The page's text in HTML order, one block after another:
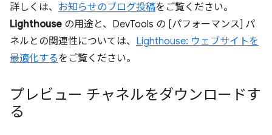
詳しくは、 お知らせのブログ投稿をご覧ください。
Lighthouse の用途と、DevTools の [パフォーマンス] パ
ネルとの関連性については、 Lighthouse: ウェブサイトを
最適化するをご覧ください。
プレビュー チャネルをダウンロードす
る